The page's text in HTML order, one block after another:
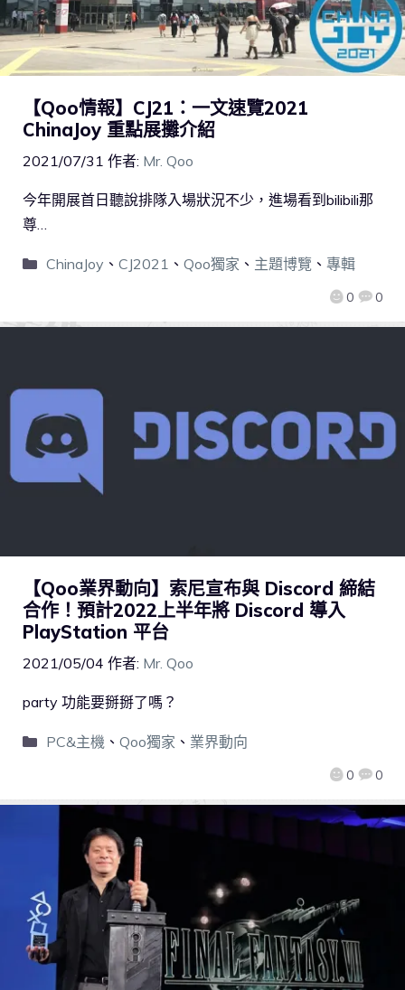
【Qoo情報】CJ21：一文速覽2021
ChinaJoy 重點展攤介紹
2021/07/31 作者: Mr. Qoo
0 0
今年開展首日聽說排隊入場狀況不少，進場看到bilibili那
尊…
ChinaJoy 、 CJ2021 、 Qoo獨家 、 主題博覽 、 專輯
【Qoo業界動向】索尼宣布與 Discord 締結
合作！預計2022上半年將 Discord 導入
PlayStation 平台
2021/05/04 作者: Mr. Qoo
0 0
party 功能要掰掰了嗎？
PC&主機 、 Qoo獨家 、 業界動向